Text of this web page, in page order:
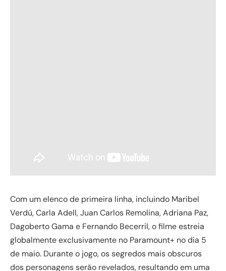
Com um elenco de primeira linha, incluindo Maribel
Verdú, Carla Adell, Juan Carlos Remolina, Adriana Paz,
Dagoberto Gama e Fernando Becerril, o filme estreia
globalmente exclusivamente no Paramount+ no dia 5
de maio. Durante o jogo, os segredos mais obscuros
dos personagens serão revelados, resultando em uma